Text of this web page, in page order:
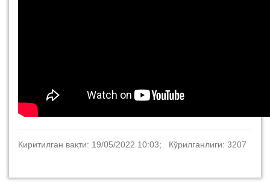
Киритилган вақти: 19/05/2022 10:03; Кўрилганлиги: 3207